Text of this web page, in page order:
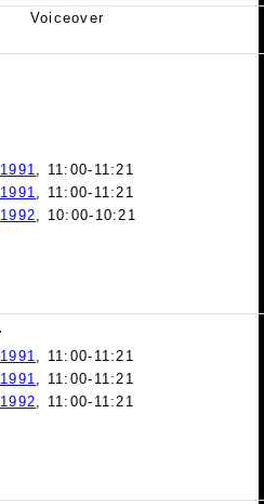
Voiceover
, 11:00-11:21
, 11:00-11:21
, 10:00-10:21
, 11:00-11:21
, 11:00-11:21
, 11:00-11:21